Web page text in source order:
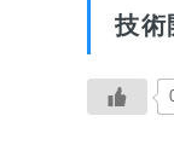
技